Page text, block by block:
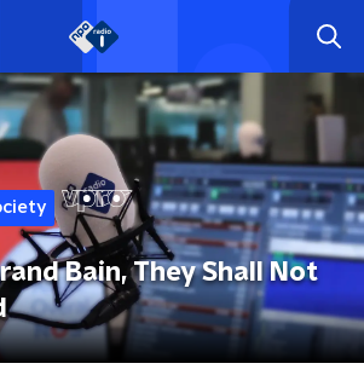
Bain, They Shall Not